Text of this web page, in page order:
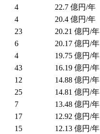
4 22.7 億円/年
4 20.4 億円/年
23 20.21 億円/年
6 20.17 億円/年
4 19.75 億円/年
43 16.19 億円/年
12 14.88 億円/年
25 14.81 億円/年
7 13.48 億円/年
17 12.92 億円/年
15 12.13 億円/年